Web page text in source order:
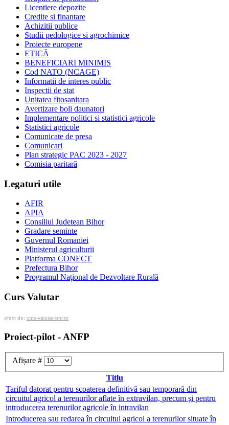
Licentiere depozite
Credite si finantare
Achizitii publice
Studii pedologice si agrochimice
Proiecte europene
ETICĂ
BENEFICIARI MINIMIS
Cod NATO (NCAGE)
Informatii de interes public
Inspectii de stat
Unitatea fitosanitara
Avertizare boli daunatori
Implementare politici si statistici agricole
Statistici agricole
Comunicate de presa
Comunicari
Plan strategic PAC 2023 - 2027
Comisia paritară
Legaturi utile
AFIR
APIA
Consiliul Judetean Bihor
Gradare seminte
Guvernul Romaniei
Ministerul agriculturii
Platforma CONECT
Prefectura Bihor
Programul Național de Dezvoltare Rurală
Curs Valutar
oferit de: curs-valutar-bnr.ro
Proiect-pilot - ANFP
Afișare #
Titlu
Tariful datorat pentru scoaterea definitivă sau temporară din
circuitul agricol a terenurilor aflate în extravilan, precum şi pentru
introducerea terenurilor agricole în intravilan
Introducerea sau redarea în circuitul agricol a terenurilor situate în